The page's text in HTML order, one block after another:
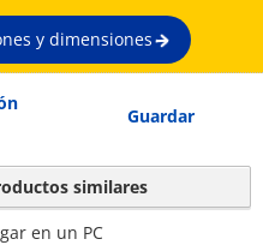
y dimensiones
Guardar
similares
en un PC